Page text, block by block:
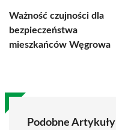
Ważność czujności dla
bezpieczeństwa
mieszkańców Węgrowa
Podobne Artykuły